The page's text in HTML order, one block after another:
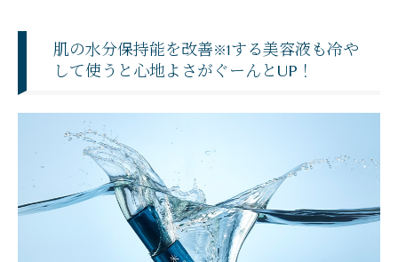
肌の水分保持能を改善※1する美容液も冷や
して使うと心地よさがぐーんとUP！